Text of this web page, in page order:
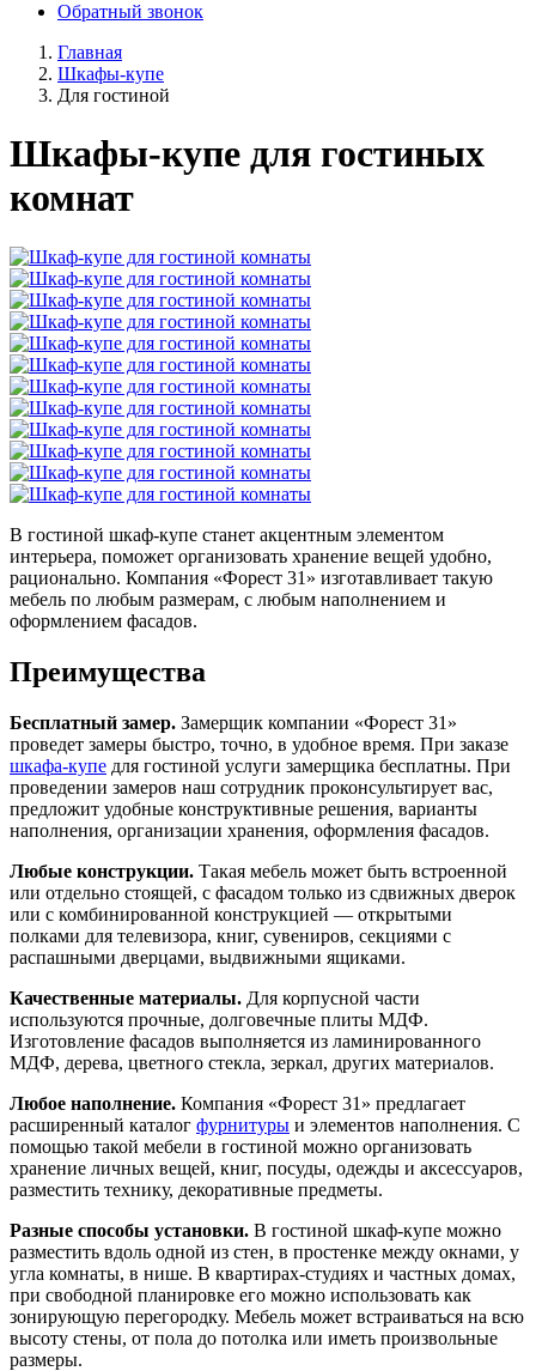
Обратный звонок
Главная
Шкафы-купе
Для гостиной
Шкафы-купе для гостиных
комнат
В гостиной шкаф-купе станет акцентным элементом
интерьера, поможет организовать хранение вещей удобно,
рационально. Компания «Форест 31» изготавливает такую
мебель по любым размерам, с любым наполнением и
оформлением фасадов.
Преимущества
Бесплатный замер. Замерщик компании «Форест 31»
проведет замеры быстро, точно, в удобное время. При заказе
шкафа-купе для гостиной услуги замерщика бесплатны. При
проведении замеров наш сотрудник проконсультирует вас,
предложит удобные конструктивные решения, варианты
наполнения, организации хранения, оформления фасадов.
Любые конструкции. Такая мебель может быть встроенной
или отдельно стоящей, с фасадом только из сдвижных дверок
или с комбинированной конструкцией — открытыми
полками для телевизора, книг, сувениров, секциями с
распашными дверцами, выдвижными ящиками.
Качественные материалы. Для корпусной части
используются прочные, долговечные плиты МДФ.
Изготовление фасадов выполняется из ламинированного
МДФ, дерева, цветного стекла, зеркал, других материалов.
Любое наполнение. Компания «Форест 31» предлагает
расширенный каталог фурнитуры и элементов наполнения. С
помощью такой мебели в гостиной можно организовать
хранение личных вещей, книг, посуды, одежды и аксессуаров,
разместить технику, декоративные предметы.
Разные способы установки. В гостиной шкаф-купе можно
разместить вдоль одной из стен, в простенке между окнами, у
угла комнаты, в нише. В квартирах-студиях и частных домах,
при свободной планировке его можно использовать как
зонирующую перегородку. Мебель может встраиваться на всю
высоту стены, от пола до потолка или иметь произвольные
размеры.